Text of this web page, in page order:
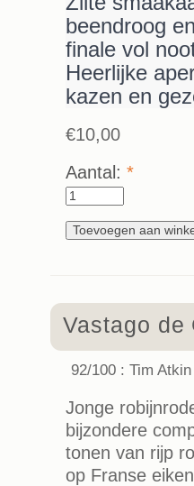
beendroog
finale vol
Heerlijke
kazen en
€10,00
Aantal: *
Vastago de
92/100 : Tim Atkin
Jonge
bijzondere
tonen van rijp
op Franse